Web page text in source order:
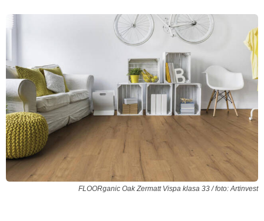
FLOORganic Oak Zermatt Vispa klasa 33 / foto: Artinvest